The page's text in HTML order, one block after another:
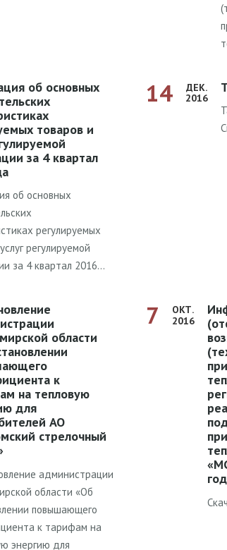
товаров и
за 4 квартал
об основных
регулируемых
регулируемой
за 4 квартал 2016…
14
ДЕК.
2016
области
к
на тепловую
для
АО
стрелочный
администрации
области «Об
повышающего
к тарифам на
энергию для
7
ОКТ.
2016
Информация о наличии